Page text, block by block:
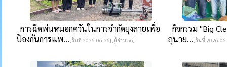
การฉีดพ่นหมอกควันในการจำกัดยุงลายเพื่อ
ป้องกันการแพ...[วันที่ 2026-06-26][ผู้อ่าน 56]
กิจกรรม "Big
ถุนาย...[วันที่ 2026-